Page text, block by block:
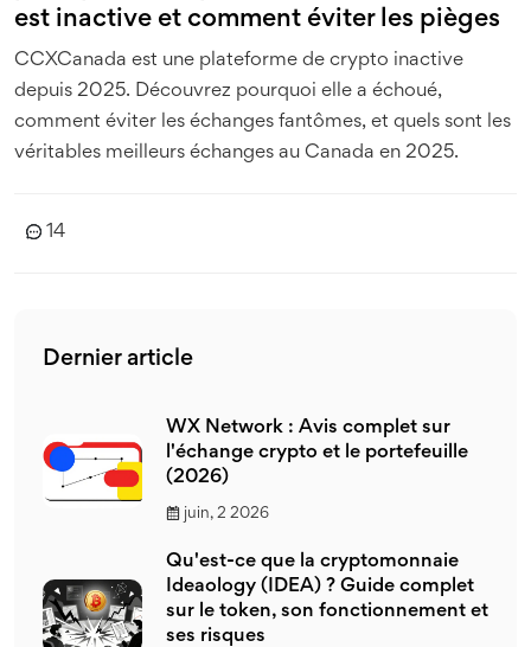
est inactive et comment éviter les pièges
CCXCanada est une plateforme de crypto inactive
depuis 2025. Découvrez pourquoi elle a échoué,
comment éviter les échanges fantômes, et quels sont les
véritables meilleurs échanges au Canada en 2025.
14
Dernier article
WX Network : Avis complet sur
l'échange crypto et le portefeuille
(2026)
juin, 2 2026
Qu'est-ce que la cryptomonnaie
Ideaology (IDEA) ? Guide complet
sur le token, son fonctionnement et
ses risques